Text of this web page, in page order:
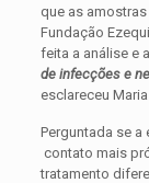
que as
Fundação
feita a análise e
de infecções e
esclareceu Maria
Perguntada se a
contato mais
tratamento